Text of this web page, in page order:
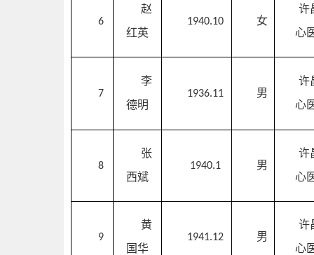
6
赵
红英
1940.10 女
许
心
7
李
德明
1936.11 男
许
心
8
张
西斌
1940.1 男
许
心
9
黄
国华
1941.12 男
许
心